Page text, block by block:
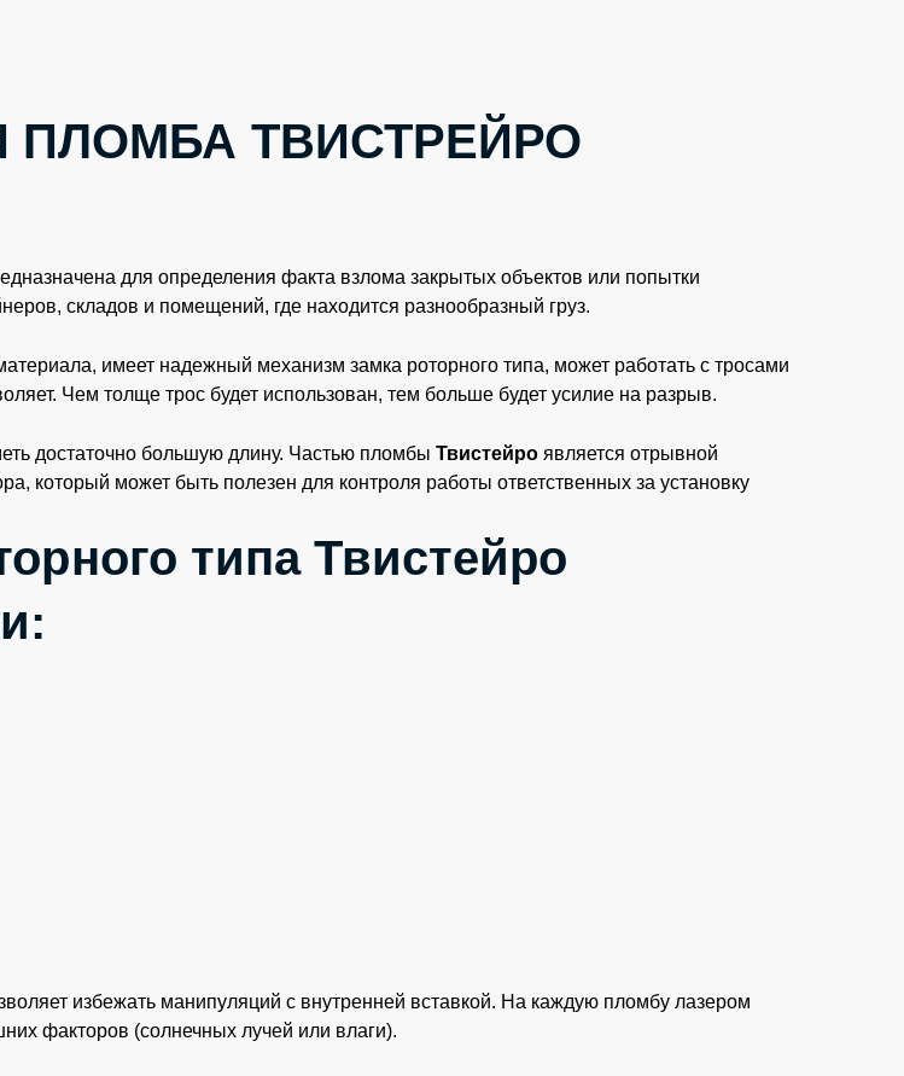
ПЛОМБА ТВИСТРЕЙРО
для определения факта взлома закрытых объектов или попытки
складов и помещений, где находится разнообразный груз.
имеет надежный механизм замка роторного типа, может работать с тросами
Чем толще трос будет использован, тем больше будет усилие на разрыв.
достаточно большую длину. Частью пломбы Твистейро является отрывной
который может быть полезен для контроля работы ответственных за установку
типа Твистейро
избежать манипуляций с внутренней вставкой. На каждую пломбу лазером
факторов (солнечных лучей или влаги).